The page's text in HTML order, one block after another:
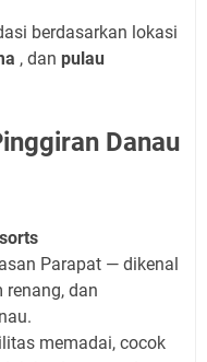
berdasarkan lokasi
, dan pulau
Danau
Parapat — dikenal
dan
memadai, cocok